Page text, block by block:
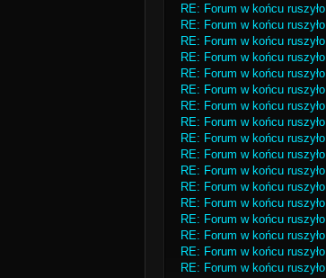
RE: Forum w końcu ruszyło
RE: Forum w końcu ruszyło
RE: Forum w końcu ruszyło
RE: Forum w końcu ruszyło
RE: Forum w końcu ruszyło
RE: Forum w końcu ruszyło
RE: Forum w końcu ruszyło
RE: Forum w końcu ruszyło
RE: Forum w końcu ruszyło
RE: Forum w końcu ruszyło
RE: Forum w końcu ruszyło
RE: Forum w końcu ruszyło
RE: Forum w końcu ruszyło
RE: Forum w końcu ruszyło
RE: Forum w końcu ruszyło
RE: Forum w końcu ruszyło
RE: Forum w końcu ruszyło